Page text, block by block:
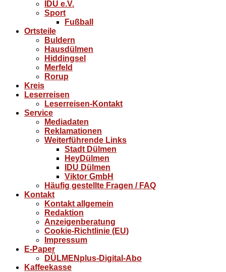
IDU e.V.
Sport
Fußball
Ortsteile
Buldern
Hausdülmen
Hiddingsel
Merfeld
Rorup
Kreis
Leserreisen
Leserreisen-Kontakt
Service
Mediadaten
Reklamationen
Weiterführende Links
Stadt Dülmen
HeyDülmen
IDU Dülmen
Viktor GmbH
Häufig gestellte Fragen / FAQ
Kontakt
Kontakt allgemein
Redaktion
Anzeigenberatung
Cookie-Richtlinie (EU)
Impressum
E-Paper
DÜLMENplus-Digital-Abo
Kaffeekasse